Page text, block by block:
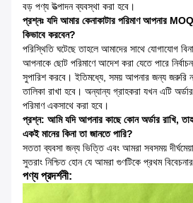
বড় পণ্য উত্পাদন ব্যবস্থা করা হবে।
প্রশ্নঃ যদি আমার কেনাকাটার পরিমাণ আপনার
কিভাবে করবেন?
পরিস্থিতি ঘটেছে তাহলে আমাদের সাথে যোগাযোগ
আপনাকে ছোট পরিমাণে আদেশ করা যেতে পারে
সুপারিশ করবে। ইতিমধ্যে, সময় আপনার জন্য জরুরি
তালিকা রাখা হবে। অন্যান্য গ্রাহকরা যখন এটি
পরিমাণ একসাথে করা হবে।
প্রশ্ন: আমি যদি আপনার কাছে কোন অর্ডার রাখি,
একই মানের কিনা তা জানতে পারি?
সততা ব্যবসা জন্য ভিত্তি এবং আমরা সবসময়
সুতরাং নিশ্চিত হোন যে আমরা গুণটিকে প্রথম
পণ্য প্রদর্শনী: